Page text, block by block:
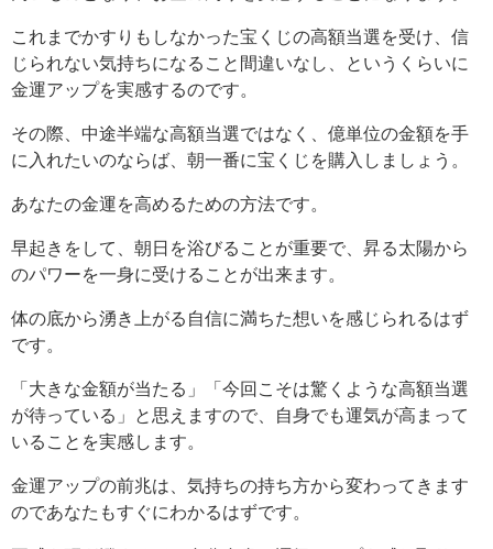
これまでかすりもしなかった宝くじの高額当選を受け、信
じられない気持ちになること間違いなし、というくらいに
金運アップを実感するのです。
その際、中途半端な高額当選ではなく、億単位の金額を手
に入れたいのならば、朝一番に宝くじを購入しましょう。
あなたの金運を高めるための方法です。
早起きをして、朝日を浴びることが重要で、昇る太陽から
のパワーを一身に受けることが出来ます。
体の底から湧き上がる自信に満ちた想いを感じられるはず
です。
「大きな金額が当たる」「今回こそは驚くような高額当選
が待っている」と思えますので、自身でも運気が高まって
いることを実感します。
金運アップの前兆は、気持ちの持ち方から変わってきます
のであなたもすぐにわかるはずです。